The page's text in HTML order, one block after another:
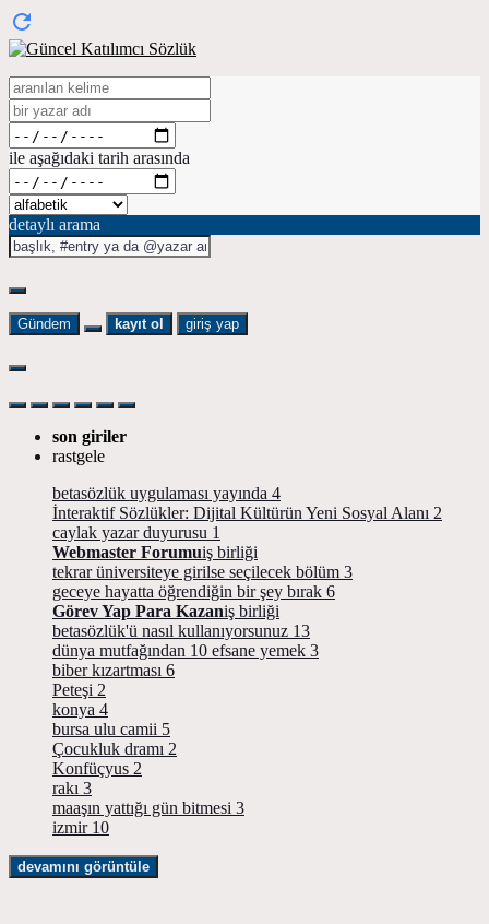
ile aşağıdaki tarih arasında
detaylı arama
Gündem kayıt ol giriş yap
son giriler
rastgele
betasözlük uygulaması yayında 4
İnteraktif Sözlükler: Dijital Kültürün Yeni Sosyal Alanı 2
caylak yazar duyurusu 1
Webmaster Forumuiş birliği
tekrar üniversiteye girilse seçilecek bölüm 3
geceye hayatta öğrendiğin bir şey bırak 6
Görev Yap Para Kazaniş birliği
betasözlük'ü nasıl kullanıyorsunuz 13
dünya mutfağından 10 efsane yemek 3
biber kızartması 6
Peteşi 2
konya 4
bursa ulu camii 5
Çocukluk dramı 2
Konfüçyus 2
rakı 3
maaşın yattığı gün bitmesi 3
izmir 10
devamını görüntüle